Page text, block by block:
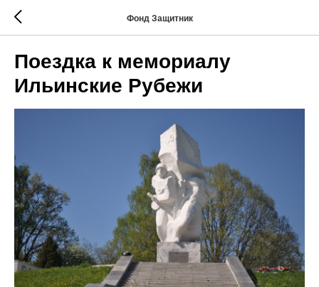
Фонд Защитник
Поездка к мемориалу
Ильинские Рубежи